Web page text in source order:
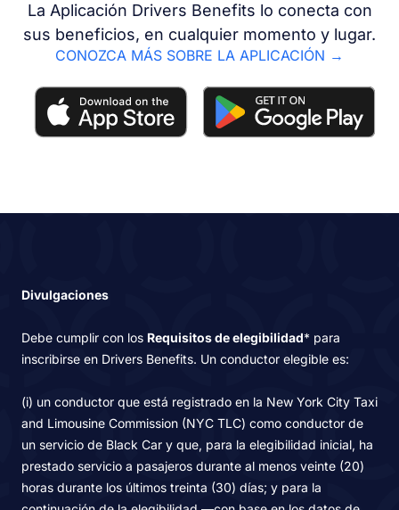
La Aplicación Drivers Benefits lo conecta con
sus beneficios, en cualquier momento y lugar.
CONOZCA MÁS SOBRE LA APLICACIÓN →
Divulgaciones
Debe cumplir con los Requisitos de elegibilidad* para
inscribirse en Drivers Benefits. Un conductor elegible es:
(i) un conductor que está registrado en la New York City Taxi
and Limousine Commission (NYC TLC) como conductor de
un servicio de Black Car y que, para la elegibilidad inicial, ha
prestado servicio a pasajeros durante al menos veinte (20)
horas durante los últimos treinta (30) días; y para la